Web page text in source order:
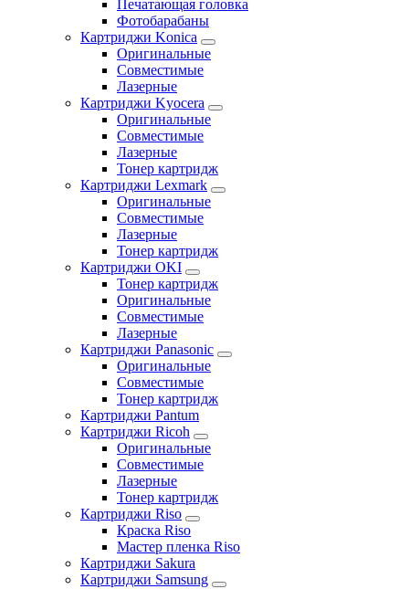
Печатающая головка
Фотобарабаны
Картриджи Konica
Оригинальные
Совместимые
Лазерные
Картриджи Kyocera
Оригинальные
Совместимые
Лазерные
Тонер картридж
Картриджи Lexmark
Оригинальные
Совместимые
Лазерные
Тонер картридж
Картриджи OKI
Тонер картридж
Оригинальные
Совместимые
Лазерные
Картриджи Panasonic
Оригинальные
Совместимые
Тонер картридж
Картриджи Pantum
Картриджи Ricoh
Оригинальные
Совместимые
Лазерные
Тонер картридж
Картриджи Riso
Краска Riso
Мастер пленка Riso
Картриджи Sakura
Картриджи Samsung